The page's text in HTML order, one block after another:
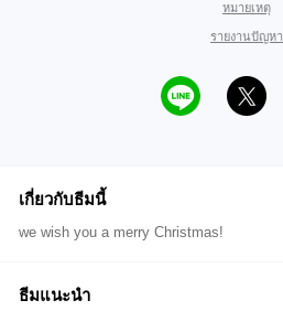
หมายเหตุ
รายงานปัญหา
เกี่ยวกับธีมนี้
we wish you a merry Christmas!
ธีมแนะนำ